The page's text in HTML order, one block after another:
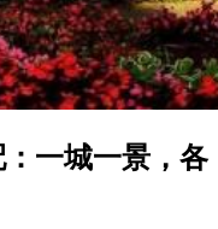
一城一景，各